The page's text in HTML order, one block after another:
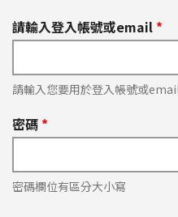
請輸入登入帳號或email *
請輸入您要用於登入帳號或
密碼 *
密碼欄位有區分大小寫